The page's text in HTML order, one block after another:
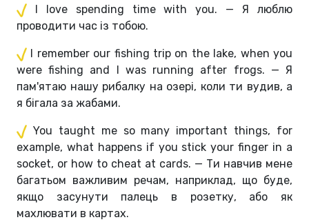
I love spending time with you. — Я люблю
проводити час із тобою.
I remember our fishing trip on the lake, when you
were fishing and I was running after frogs. — Я
пам'ятаю нашу рибалку на озері, коли ти вудив, а
я бігала за жабами.
You taught me so many important things, for
example, what happens if you stick your finger in a
socket, or how to cheat at cards. — Ти навчив мене
багатьом важливим речам, наприклад, що буде,
якщо засунути палець в розетку, або як
махлювати в картах.